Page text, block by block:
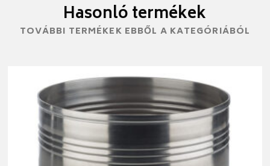
Hasonló termékek
TOVÁBBI TERMÉKEK EBBŐL A KATEGÓRIÁBÓL